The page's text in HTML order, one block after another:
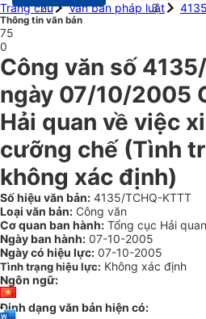
Trang chủ
Văn bản pháp luật
Thông tin văn bản
75
0
Công văn số
ngày 07/10/2005
Hải quan về việc
cưỡng chế (Tình
không xác định)
Số hiệu văn bản: 4135/TCHQ-KTTT
Loại văn bản: Công văn
Cơ quan ban hành: Tổng cục Hải quan
Ngày ban hành: 07-10-2005
Ngày có hiệu lực: 07-10-2005
Tình trạng hiệu lực: Không xác định
Ngôn ngữ:
Định dạng văn bản hiện có: